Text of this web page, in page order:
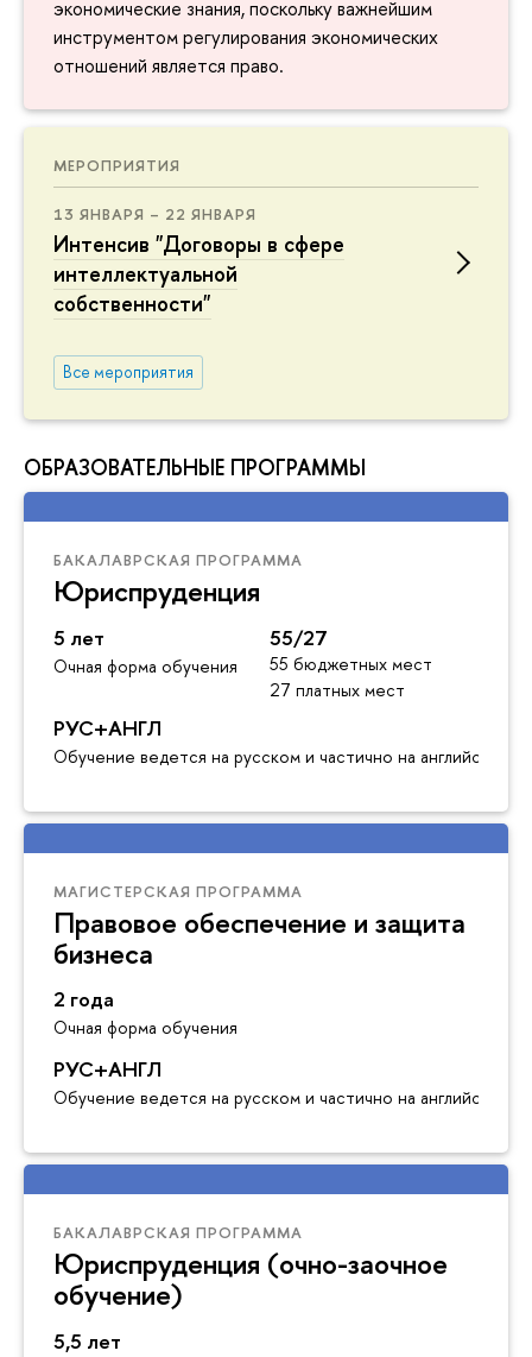
экономические знания, поскольку важнейшим
инструментом регулирования экономических
отношений является право.
МЕРОПРИЯТИЯ
13 ЯНВАРЯ – 22 ЯНВАРЯ
Интенсив "Договоры в сфере
интеллектуальной
собственности"
Все мероприятия
ОБРАЗОВАТЕЛЬНЫЕ ПРОГРАММЫ
БАКАЛАВРСКАЯ ПРОГРАММА
Юриспруденция
5 лет
Очная форма обучения
55/27
55 бюджетных мест
27 платных мест
РУС+АНГЛ
Обучение ведется на русском и частично на английском
МАГИСТЕРСКАЯ ПРОГРАММА
Правовое обеспечение и защита
бизнеса
2 года
Очная форма обучения
РУС+АНГЛ
Обучение ведется на русском и частично на английском
БАКАЛАВРСКАЯ ПРОГРАММА
Юриспруденция (очно-заочное
обучение)
5,5 лет